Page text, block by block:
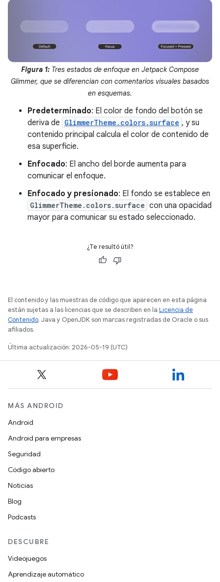
Figura 1: Tres estados de enfoque en Jetpack Compose
Glimmer, que se diferencian con comentarios visuales basados
en esquemas.
Predeterminado: El color de fondo del botón se
deriva de GlimmerTheme.colors.surface , y su
contenido principal calcula el color de contenido de
esa superficie.
Enfocado: El ancho del borde aumenta para
comunicar el enfoque.
Enfocado y presionado: El fondo se establece en
GlimmerTheme.colors.surface con una opacidad
mayor para comunicar su estado seleccionado.
¿Te resultó útil?
El contenido y las muestras de código que aparecen en esta página
están sujetas a las licencias que se describen en la Licencia de
Contenido. Java y OpenJDK son marcas registradas de Oracle o sus
afiliados.
Última actualización: 2026-05-19 (UTC)
MÁS ANDROID
Android
Android para empresas
Seguridad
Código abierto
Noticias
Blog
Podcasts
DESCUBRE
Videojuegos
Aprendizaje automático